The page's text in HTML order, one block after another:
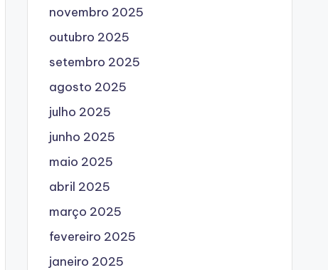
novembro 2025
outubro 2025
setembro 2025
agosto 2025
julho 2025
junho 2025
maio 2025
abril 2025
março 2025
fevereiro 2025
janeiro 2025